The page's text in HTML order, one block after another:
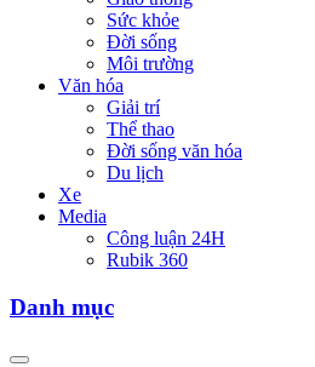
Sức khỏe
Đời sống
Môi trường
Văn hóa
Giải trí
Thể thao
Đời sống văn hóa
Du lịch
Xe
Media
Công luận 24H
Rubik 360
Danh mục